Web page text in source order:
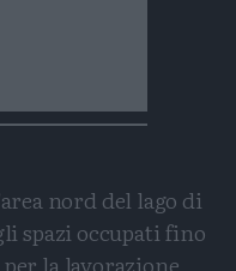
nord del lago di
spazi occupati fino
la lavorazione